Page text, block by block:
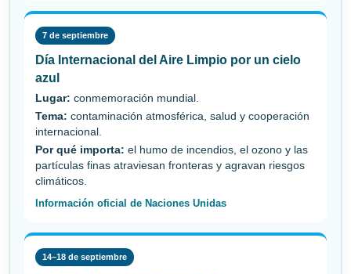
7 de septiembre
Día Internacional del Aire Limpio por un cielo
azul
Lugar: conmemoración mundial.
Tema: contaminación atmosférica, salud y cooperación
internacional.
Por qué importa: el humo de incendios, el ozono y las
partículas finas atraviesan fronteras y agravan riesgos
climáticos.
Información oficial de Naciones Unidas
14–18 de septiembre